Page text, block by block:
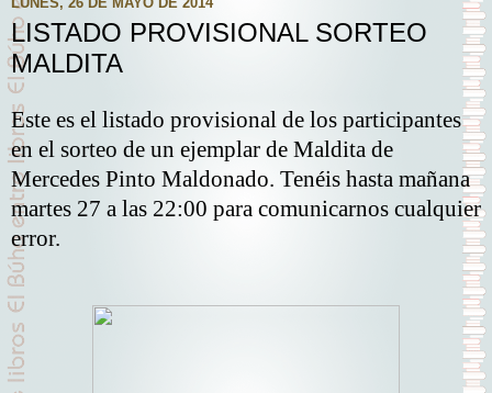
LISTADO PROVISIONAL SORTEO
MALDITA
Este es el listado provisional de los participantes
en el sorteo de un ejemplar de Maldita de
Mercedes Pinto Maldonado. Tenéis hasta mañana
martes 27 a las 22:00 para comunicarnos cualquier
error.